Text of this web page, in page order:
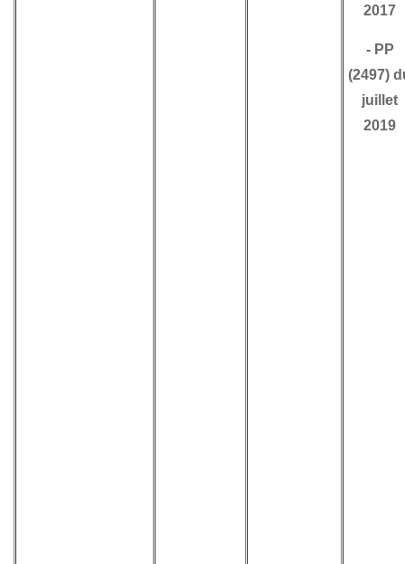
2017
- PP
(2497)
juillet
2019